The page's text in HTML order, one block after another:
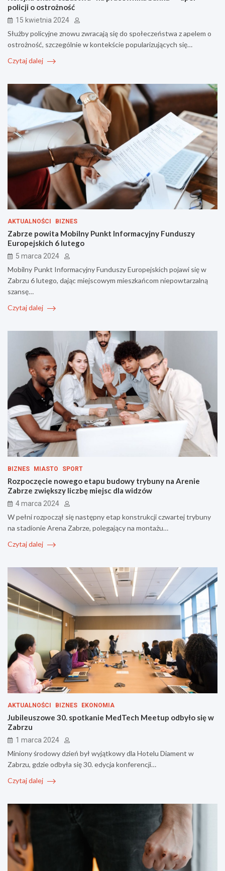
policji o ostrożność
15 kwietnia 2024
Służby policyjne znowu zwracają się do społeczeństwa z apelem o
ostrożność, szczególnie w kontekście popularizujących się…
Czytaj dalej
AKTUALNOŚCI BIZNES
Zabrze powita Mobilny Punkt Informacyjny Funduszy
Europejskich 6 lutego
5 marca 2024
Mobilny Punkt Informacyjny Funduszy Europejskich pojawi się w
Zabrzu 6 lutego, dając miejscowym mieszkańcom niepowtarzalną
szansę…
Czytaj dalej
BIZNES MIASTO SPORT
Rozpoczęcie nowego etapu budowy trybuny na Arenie
Zabrze zwiększy liczbę miejsc dla widzów
4 marca 2024
W pełni rozpoczął się następny etap konstrukcji czwartej trybuny
na stadionie Arena Zabrze, polegający na montażu…
Czytaj dalej
AKTUALNOŚCI BIZNES EKONOMIA
Jubileuszowe 30. spotkanie MedTech Meetup odbyło się w
Zabrzu
1 marca 2024
Miniony środowy dzień był wyjątkowy dla Hotelu Diament w
Zabrzu, gdzie odbyła się 30. edycja konferencji…
Czytaj dalej